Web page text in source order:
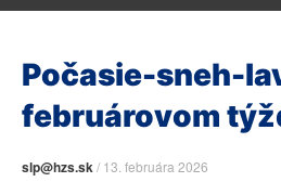
prevencie
content
Počasie-sneh-
februárovom
slp@hzs.sk/ 13. februára 2026